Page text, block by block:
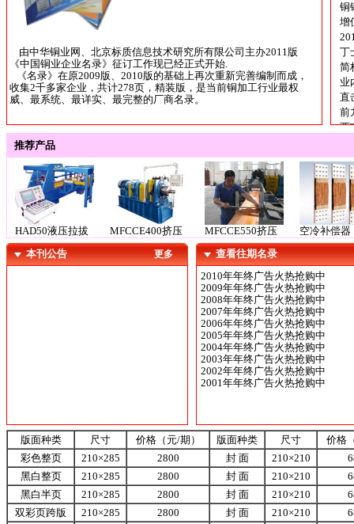
由中华铜业网、北京标质信息技术研究所有限公司主办2011版
《中国铜业企业名录》征订工作现已经正式开始.
《名录》在原2009版、2010版的基础上再次重新完善编制而成，
收集2千多家企业，共计278页，精装版，是当前铜加工行业最权
威、最系统、最详实、最完整的厂商名录。
铜
增
丁
简
业
直
前
西
推荐产品
HAD50液压拉拔
机系列
MFCCE400挤压
机
MFCCE550挤压
机
空冷补偿器
本刊公告 更多
查看往期名录
2010年年终广告火热抢购中
2009年年终广告火热抢购中
2008年年终广告火热抢购中
2007年年终广告火热抢购中
2006年年终广告火热抢购中
2005年年终广告火热抢购中
2004年年终广告火热抢购中
2003年年终广告火热抢购中
2002年年终广告火热抢购中
2001年年终广告火热抢购中
版面种类 尺寸 价格（元/期） 版面种类 尺寸
价格
彩色整页
210×285 2800 封 面 210×210
黑白整页
210×285 2800 封 面 210×210
黑白半页
210×285 2800 封 面 210×210
双彩页跨版
210×285 2800 封 面 210×210